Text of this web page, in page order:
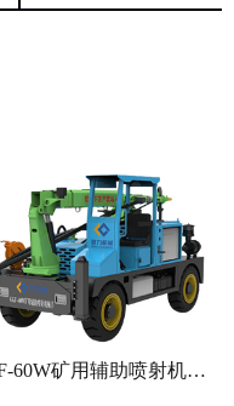
GKF-60W矿用辅助喷射机械手